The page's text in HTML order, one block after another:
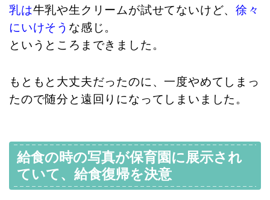
乳は牛乳や生クリームが試せてないけど、徐々
にいけそう な感じ。
というところまできました。
もともと大丈夫だったのに、一度やめてしまっ
たので随分と遠回りになってしまいました。
給食の時の写真が保育園に展示され
ていて、給食復帰を決意